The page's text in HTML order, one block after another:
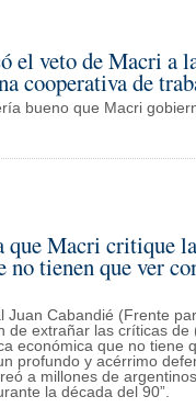
el veto de Macri a
cooperativa de
bueno que Macri
que Macri critique
no tienen que ver
Juan Cabandié (Frente
de extrañar las críticas de
económica que no tiene
profundo y acérrimo
a millones de
la década del 90”.